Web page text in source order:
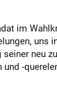
im
uns
neu
-